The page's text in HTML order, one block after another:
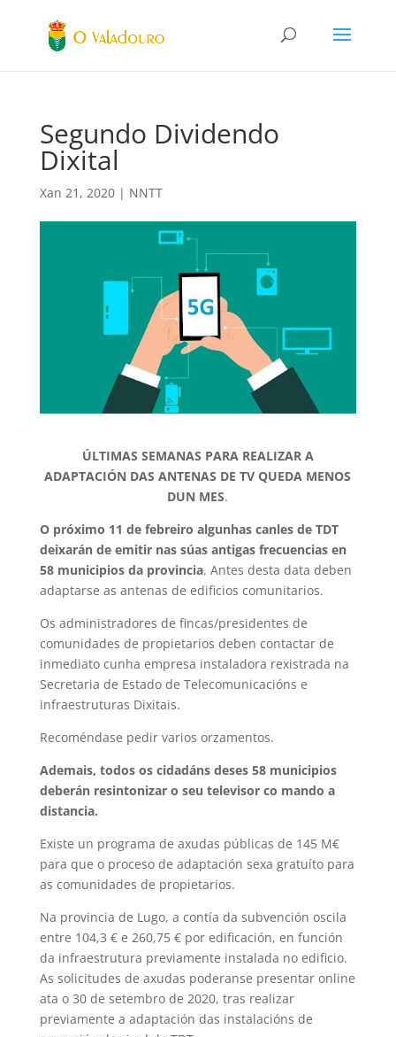
Segundo Dividendo
Dixital
Xan 21, 2020| NNTT
ÚLTIMAS SEMANAS PARA REALIZAR A
ADAPTACIÓN DAS ANTENAS DE TV QUEDA MENOS
DUN MES.
O próximo 11 de febreiro algunhas canles de TDT
deixarán de emitir nas súas antigas frecuencias en
58 municipios da provincia. Antes desta data deben
adaptarse as antenas de edificios comunitarios.
Os administradores de fincas/presidentes de
comunidades de propietarios deben contactar de
inmediato cunha empresa instaladora rexistrada na
Secretaria de Estado de Telecomunicacións e
infraestruturas Dixitais.
Recoméndase pedir varios orzamentos.
Ademais, todos os cidadáns deses 58 municipios
deberán resintonizar o seu televisor co mando a
distancia.
Existe un programa de axudas públicas de 145 M€
para que o proceso de adaptación sexa gratuíto para
as comunidades de propietarios.
Na provincia de Lugo, a contía da subvención oscila
entre 104,3 € e 260,75 € por edificación, en función
da infraestrutura previamente instalada no edificio.
As solicitudes de axudas poderanse presentar online
ata o 30 de setembro de 2020, tras realizar
previamente a adaptación das instalacións de